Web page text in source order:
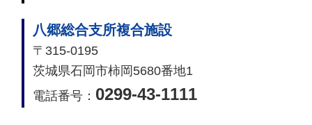
八郷総合支所複合施設
〒315-0195
茨城県石岡市柿岡5680番地1
電話番号： 0299-43-1111